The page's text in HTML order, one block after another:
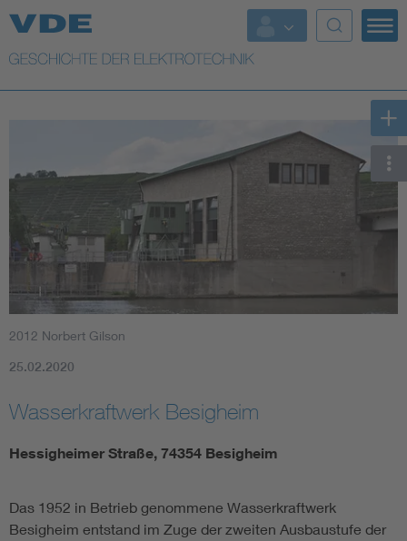
Top Themen
Weitere Themen
2012 Norbert Gilson
25.02.2020
Wasserkraftwerk Besigheim
Hessigheimer Straße, 74354 Besigheim
Das 1952 in Betrieb genommene Wasserkraftwerk
Besigheim entstand im Zuge der zweiten Ausbaustufe der